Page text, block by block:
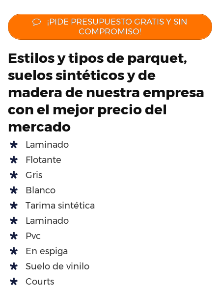
¡PIDE PRESUPUESTO GRATIS Y SIN
COMPROMISO!
Estilos y tipos de parquet,
suelos sintéticos y de
madera de nuestra empresa
con el mejor precio del
mercado
Laminado
Flotante
Gris
Blanco
Tarima sintética
Laminado
Pvc
En espiga
Suelo de vinilo
Courts